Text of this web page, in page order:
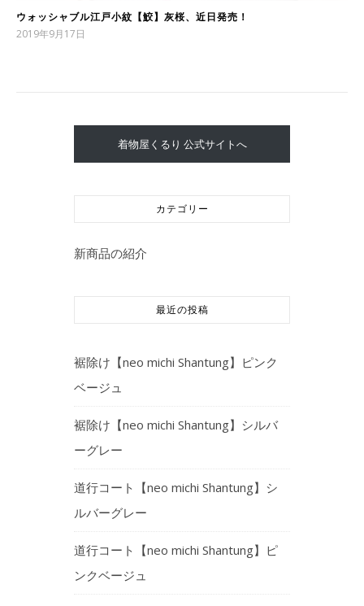
ウォッシャブル江戸小紋【鮫】灰桜、近日発売！
2019年9月17日
着物屋くるり 公式サイトへ
カテゴリー
新商品の紹介
最近の投稿
裾除け【neo michi Shantung】ピンク
ベージュ
裾除け【neo michi Shantung】シルバ
ーグレー
道行コート【neo michi Shantung】シ
ルバーグレー
道行コート【neo michi Shantung】ピ
ンクベージュ